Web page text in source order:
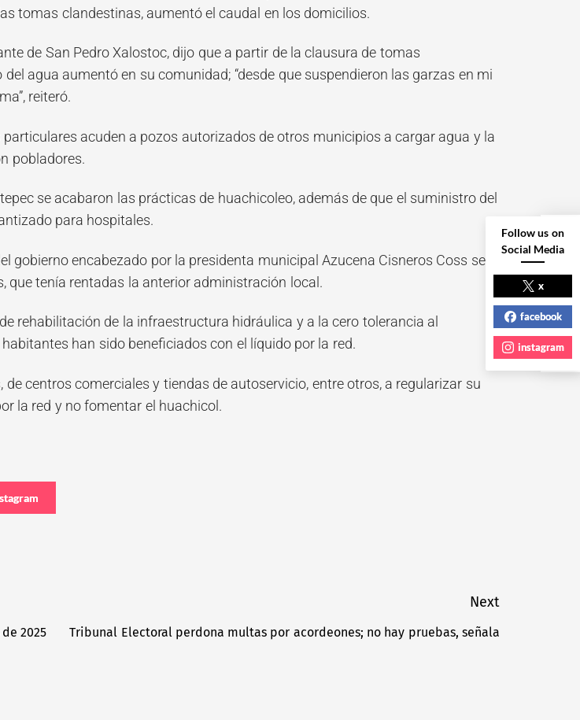
tomas clandestinas, aumentó el caudal en los domicilios.
de San Pedro Xalostoc, dijo que a partir de la clausura de tomas
agua aumentó en su comunidad; “desde que suspendieron las garzas en mi
reiteró.
acuden a pozos autorizados de otros municipios a cargar agua y la
pobladores.
se acabaron las prácticas de huachicoleo, además de que el suministro del
para hospitales.
gobierno encabezado por la presidenta municipal Azucena Cisneros Coss se
que tenía rentadas la anterior administración local.
rehabilitación de la infraestructura hidráulica y a la cero tolerancia al
han sido beneficiados con el líquido por la red.
de centros comerciales y tiendas de autoservicio, entre otros, a regularizar su
la red y no fomentar el huachicol.
2025
Next
Tribunal Electoral perdona multas por acordeones; no hay pruebas, señala
NEXT POST
Follow us on
Social Media
x
facebook
instagram